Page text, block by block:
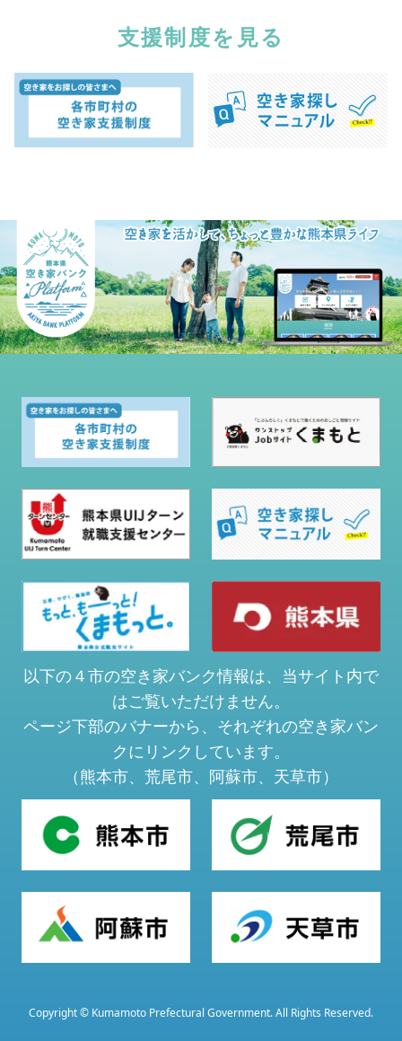
支援制度を見る
以下の４市の空き家バンク情報は、当サイト内で
はご覧いただけません。
ページ下部のバナーから、それぞれの空き家バン
クにリンクしています。
（熊本市、荒尾市、阿蘇市、天草市）
Copyright © Kumamoto Prefectural Government. All Rights Reserved.